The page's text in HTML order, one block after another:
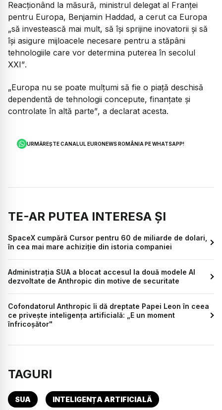
Reacționând la măsură, ministrul delegat al Franței
pentru Europa, Benjamin Haddad, a cerut ca Europa
„să investească mai mult, să își sprijine inovatorii și să
își asigure mijloacele necesare pentru a stăpâni
tehnologiile care vor determina puterea în secolul
XXI”.
„Europa nu se poate mulțumi să fie o piață deschisă
dependentă de tehnologii concepute, finanțate și
controlate în altă parte”, a declarat acesta.
URMĂREȘTE CANALUL EURONEWS ROMÂNIA PE WHATSAPP!
TE-AR PUTEA INTERESA ȘI
SpaceX cumpără Cursor pentru 60 de miliarde de dolari,
în cea mai mare achiziție din istoria companiei
Administrația SUA a blocat accesul la două modele AI
dezvoltate de Anthropic din motive de securitate
Cofondatorul Anthropic îi dă dreptate Papei Leon în ceea
ce privește inteligența artificială: „E un moment
înfricoșător"
TAGURI
SUA INTELIGENȚA ARTIFICIALĂ